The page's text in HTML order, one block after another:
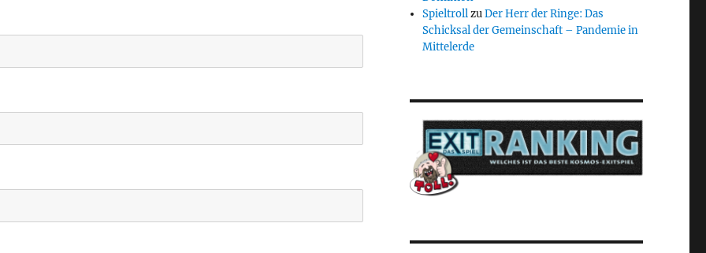
SpieltrollzuDer Herr der Ringe: Das
Schicksal der Gemeinschaft – Pandemie in
Mittelerde